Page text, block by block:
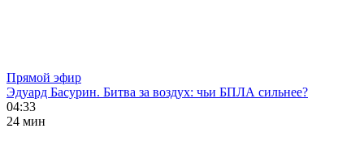
Прямой эфир
Эдуард Басурин. Битва за воздух: чьи БПЛА сильнее?
04:33
24 мин